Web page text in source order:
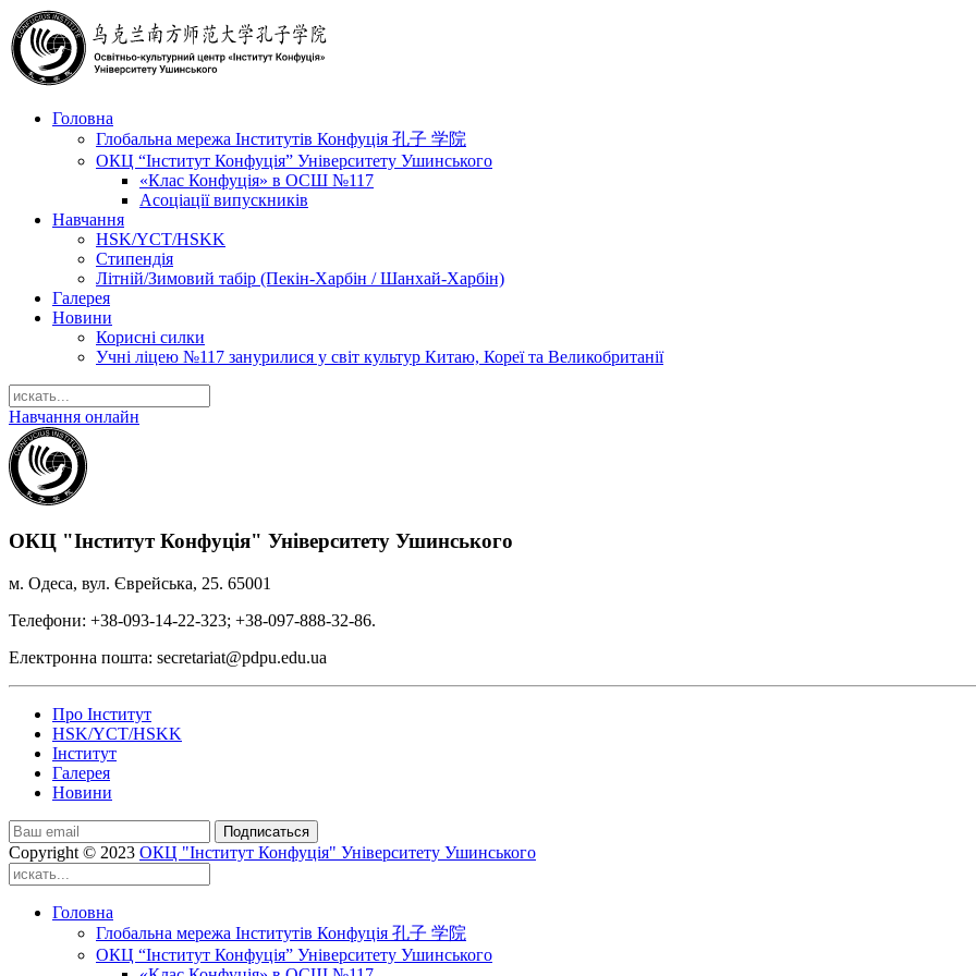
Головна
Глобальна мережа Інститутів Конфуція 孔子 学院
ОКЦ “Інститут Конфуція” Університету Ушинського
«Клас Конфуція» в ОСШ №117
Асоціації випускників
Навчання
HSK/YCT/HSKK
Стипендія
Літній/Зимовий табір (Пекін-Харбін / Шанхай-Харбін)
Галерея
Новини
Корисні силки
Учні ліцею №117 занурилися у світ культур Китаю, Кореї та Великобританії
Навчання онлайн
ОКЦ "Інститут Конфуція" Університету Ушинського
м. Одеса, вул. Єврейська, 25. 65001
Телефони: +38-093-14-22-323; +38-097-888-32-86.
Електронна пошта: secretariat@pdpu.edu.ua
Про Інститут
HSK/YCT/HSKK
Інститут
Галерея
Новини
Подписаться
Copyright © 2023 ОКЦ "Інститут Конфуція" Університету Ушинського
Головна
Глобальна мережа Інститутів Конфуція 孔子 学院
ОКЦ “Інститут Конфуція” Університету Ушинського